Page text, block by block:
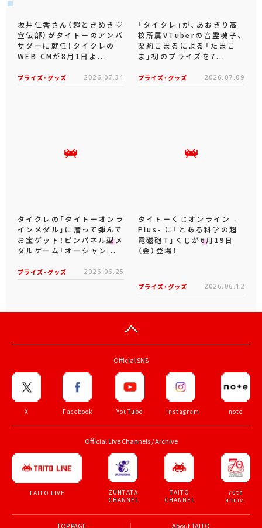
坂井仁香さん（超ときめき♡
宣伝部）がタイトーのアンバ
サダーに就任！タイクレの
WEB CMが8月1日よ...
プライズ・グッズ 2026.07.31
「タイクレ」が、あおぎり高
校所属VTuberの音霊魂子、
栗駒こまるによる「たまこ
ま」初のプライズを7...
プライズ・グッズ 2026.07.09
タイクレの「タイトーオンラ
インメダル」に潜って弾んで
お宝ゲット！ピンパネル型メ
ダルゲーム「オーシャン...
プライズ・グッズ 2026.06.25
タイトーくじオンライン -
Plus- に「とある科学の超
電磁砲T」くじが6月19日
（金）登場！
プライズ・グッズ 2026.06.12
Official SNS
X Facebook YouTube Instagram note
Official Live Channels / Archive
TAITO LIVE
ZUNTATA
CHANNEL
TAITO
CHANNEL
70th
anniv.